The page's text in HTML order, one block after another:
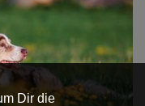
Dir die